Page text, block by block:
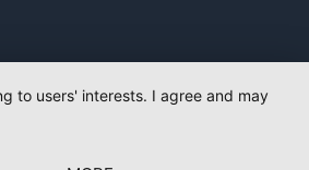
to users' interests. I agree and may